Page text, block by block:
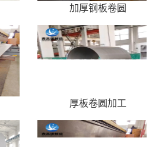
加厚钢板卷圆
厚板卷圆加工